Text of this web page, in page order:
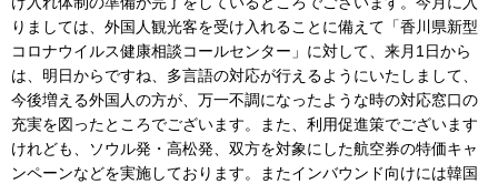
りましては、外国人観光客を受け入れることに備えて「香川県新型
コロナウイルス健康相談コールセンター」に対して、来月1日から
は、明日からですね、多言語の対応が行えるようにいたしまして、
今後増える外国人の方が、万一不調になったような時の対応窓口の
充実を図ったところでございます。また、利用促進策でございます
けれども、ソウル発・高松発、双方を対象にした航空券の特価キャ
ンペーンなどを実施しております。またインバウンド向けには韓国